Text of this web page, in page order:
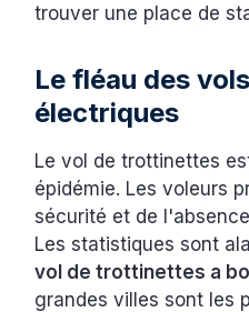
trouver une place de
Le fléau des
électriques
Le vol de trottinettes
épidémie. Les voleurs
sécurité et de
Les statistiques sont
vol de trottinettes a
grandes villes sont les